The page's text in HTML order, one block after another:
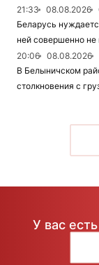
21:33
08.08.2026
Беларусь
ней совершенно
20:06
08.08.2026
В Белыничском
столкновения с
У вас